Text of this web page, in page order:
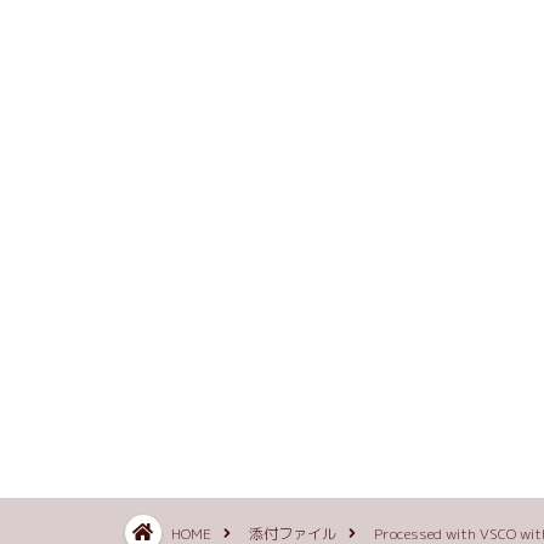
HOME 添付ファイル Processed with VSCO